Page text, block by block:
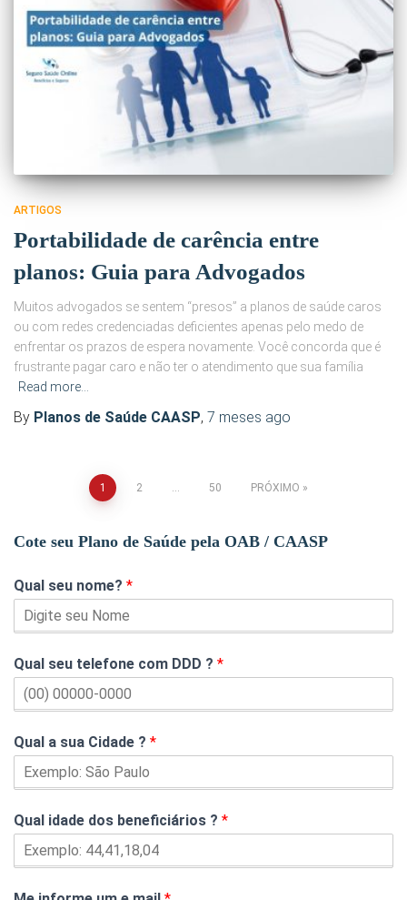
ARTIGOS
Portabilidade de carência entre
planos: Guia para Advogados
Muitos advogados se sentem “presos” a planos de saúde caros
ou com redes credenciadas deficientes apenas pelo medo de
enfrentar os prazos de espera novamente. Você concorda que é
frustrante pagar caro e não ter o atendimento que sua família
Read more…
By Planos de Saúde CAASP, 7 meses ago
1 2 50 PRÓXIMO
Cote seu Plano de Saúde pela OAB / CAASP
Qual seu nome? *
Qual seu telefone com DDD ? *
Qual a sua Cidade ? *
Qual idade dos beneficiários ? *